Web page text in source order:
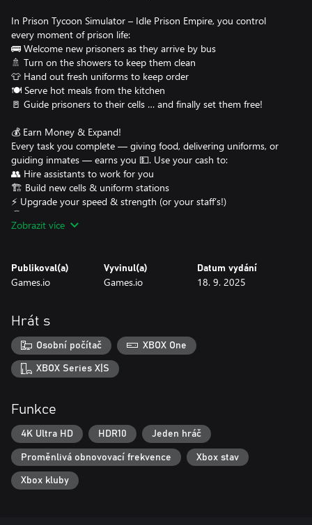
In Prison Tycoon Simulator – Idle Prison Empire, you control
every moment of prison life:
🚌 Welcome new prisoners as they arrive by bus
🚿 Turn on the showers to keep them clean
👕 Hand out fresh uniforms to keep order
🍽 Serve hot meals from the kitchen
🚪 Guide prisoners to their cells … and finally set them free!
💰 Earn Money & Expand!
Every task you complete — giving food, delivering uniforms, or
guiding inmates — earns you 💵. Use your cash to:
👥 Hire assistants to work for you
🏗 Build new cells & uniform stations
⚡ Upgrade your speed & strength (or your staff’s!)
🏆 Run the prison like a pro!
🎥 Smooth, unique animations
🔥 Satisfying, addictive gameplay
Are you ready to build the most efficient, most powerful prison in
history? 👑
Download Prison Tycoon Simulator – Idle Prison Empire NOW
and become the warden everyone fears — and respects! 🗝💪
Zobrazit více
Publikoval(a)
Games.io
Vyvinul(a)
Games.io
Datum vydání
18. 9. 2025
Hrát s
Osobní počítač XBOX One
XBOX Series X|S
Funkce
4K Ultra HD HDR10 Jeden hráč
Proměnlivá obnovovací frekvence Xbox stav
Xbox kluby